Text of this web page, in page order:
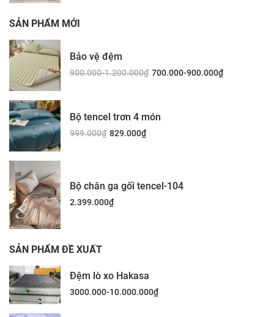
SẢN PHẨM MỚI
Bảo vệ đệm
900.000-1.200.000₫ 700.000-900.000₫
Bộ tencel trơn 4 món
999.000₫ 829.000₫
Bộ chăn ga gối tencel-104
2.399.000₫
SẢN PHẨM ĐỀ XUẤT
Đệm lò xo Hakasa
3000.000-10.000.000₫